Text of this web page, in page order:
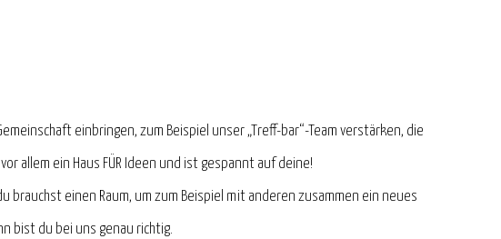
einbringen, zum Beispiel unser „Treff-bar“-Team verstärken, die
allem ein Haus FÜR Ideen und ist gespannt auf deine!
einen Raum, um zum Beispiel mit anderen zusammen ein neues
bist du bei uns genau richtig.